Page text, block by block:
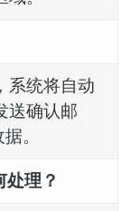
系统将自动
送确认邮
。
理？